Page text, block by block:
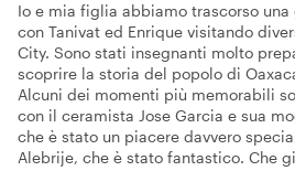
Io e mia figlia abbiamo trascorso
con Tanivat ed Enrique visitando
City. Sono stati insegnanti molto
scoprire la storia del popolo di
Alcuni dei momenti più memorabili
con il ceramista Jose Garcia e sua
che è stato un piacere davvero
Alebrije, che è stato fantastico. Che